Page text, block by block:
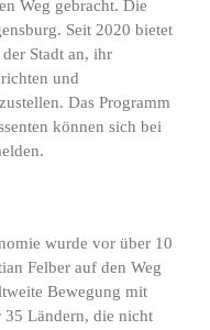
Weg gebracht. Die
Seit 2020 bietet
Stadt an, ihr
und
Das Programm
können sich bei
wurde vor über 10
Felber auf den Weg
Bewegung mit
35 Ländern, die nicht